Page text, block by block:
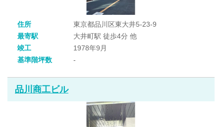
住所
東京都品川区東大井5-23-9
最寄駅
大井町駅 徒歩4分 他
竣工
1978年9月
基準階坪数
-
品川商工ビル